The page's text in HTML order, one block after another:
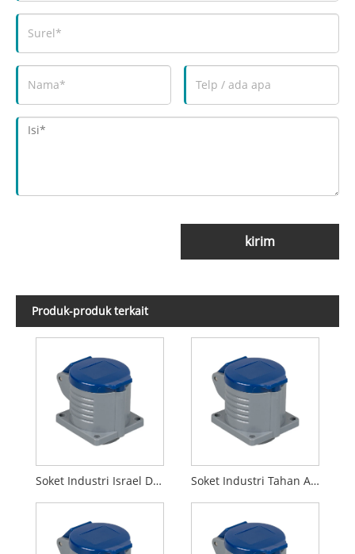
kirim
Produk-produk terkait
Soket Industri Israel Daya Standar UE Soket Industri Tahan Air Pria IP44 Eropa